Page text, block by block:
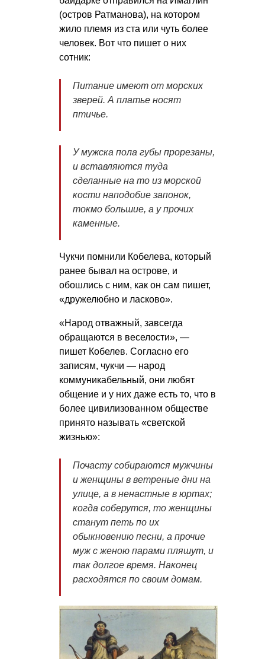
(остров Ратманова), на котором
жило племя из ста или чуть более
человек. Вот что пишет о них
сотник:
Питание имеют от морских
зверей. А платье носят
птичье.
У мужска пола губы прорезаны,
и вставляются туда
сделанные на то из морской
кости наподобие запонок,
токмо большие, а у прочих
каменные.
Чукчи помнили Кобелева, который
ранее бывал на острове, и
обошлись с ним, как он сам пишет,
«дружелюбно и ласково».
«Народ отважный, завсегда
обращаются в веселости», —
пишет Кобелев. Согласно его
записям, чукчи — народ
коммуникабельный, они любят
общение и у них даже есть то, что в
более цивилизованном обществе
принято называть «светской
жизнью»:
Почасту собираются мужчины
и женщины в ветреные дни на
улице, а в ненастные в юртах;
когда соберутся, то женщины
станут петь по их
обыкновению песни, а прочие
муж с женою парами пляшут, и
так долгое время. Наконец
расходятся по своим домам.